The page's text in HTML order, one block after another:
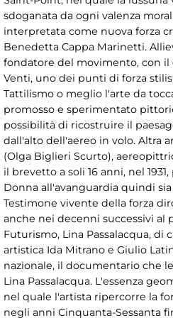
sdoganata da ogni valenza
interpretata come nuova forza
Benedetta Cappa Marinetti.
fondatore del movimento, con il
Venti, uno dei punti di forza
Tattilismo o meglio l'arte da
promosso e sperimentato
possibilità di ricostruire il
dall'alto dell'aereo in volo. Altra
(Olga Biglieri Scurto),
il brevetto a soli 16 anni, nel
Donna all'avanguardia quindi
Testimone vivente della forza
anche nei decenni successivi al
Futurismo, Lina Passalacqua,
artistica Ida Mitrano e Giulio
nazionale, il documentario che
Lina Passalacqua. L'essenza
nel quale l'artista ripercorre la
negli anni Cinquanta-Sessanta